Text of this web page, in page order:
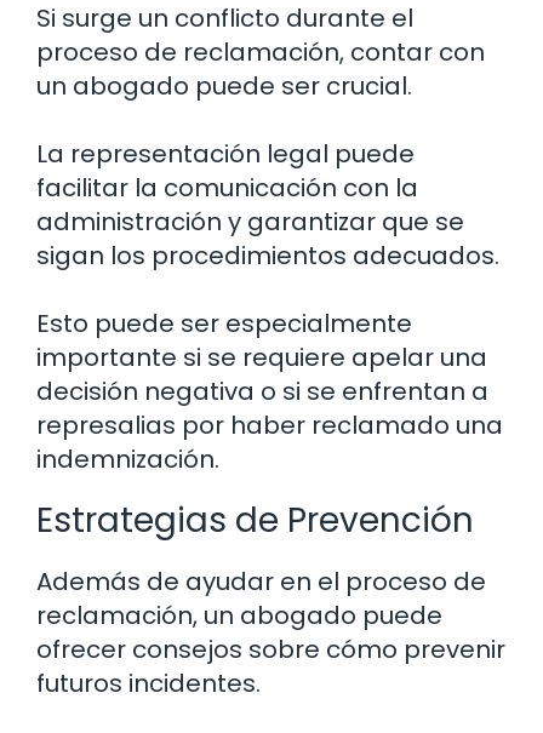
Si surge un conflicto durante el
proceso de reclamación, contar con
un abogado puede ser crucial.
La representación legal puede
facilitar la comunicación con la
administración y garantizar que se
sigan los procedimientos adecuados.
Esto puede ser especialmente
importante si se requiere apelar una
decisión negativa o si se enfrentan a
represalias por haber reclamado una
indemnización.
Estrategias de Prevención
Además de ayudar en el proceso de
reclamación, un abogado puede
ofrecer consejos sobre cómo prevenir
futuros incidentes.